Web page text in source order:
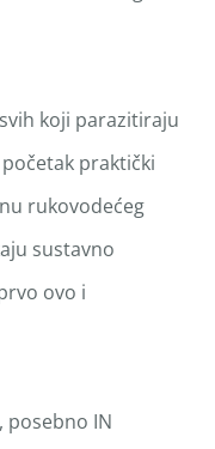
koji parazitiraju
praktički
rukovodećeg
sustavno
ovo i
posebno IN